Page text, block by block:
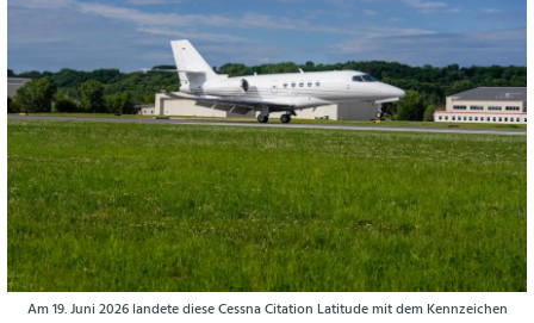
Am 19. Juni 2026 landete diese Cessna Citation Latitude mit dem Kennzeichen